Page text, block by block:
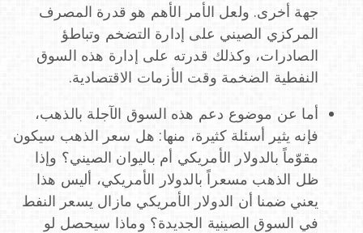
جهة أخرى. ولعل الأمر الأهم هو قدرة المصرف
المركزي الصيني على إدارة التضخم وتباطؤ
الصادرات، وكذلك قدرته على إدارة هذه السوق
النفطية الضخمة وقت الأزمات الاقتصادية.
أما عن موضوع دعم هذه السوق الآجلة بالذهب،
فإنه يثير أسئلة كثيرة، منها: هل سعر الذهب سيكون
مقوّماً بالدولار الأمريكي أم باليوان الصيني؟ وإذا
ظل الذهب مسعراً بالدولار الأمريكي، أليس هذا
يعني ضمنا أن الدولار الأمريكي مازال يسعر النفط
في السوق الصينية الجديدة؟ وماذا سيحصل لو